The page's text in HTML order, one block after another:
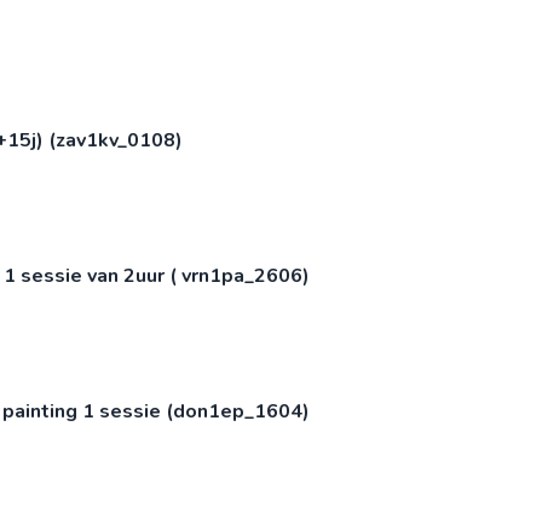
(zav1kv_0108)
sessie van 2uur ( vrn1pa_2606)
1 sessie (don1ep_1604)